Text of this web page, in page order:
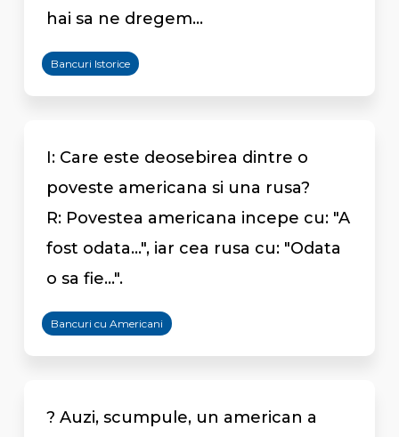
hai sa ne dregem...
Bancuri Istorice
I: Care este deosebirea dintre o
poveste americana si una rusa?
R: Povestea americana incepe cu: "A
fost odata...", iar cea rusa cu: "Odata
o sa fie...".
Bancuri cu Americani
? Auzi, scumpule, un american a